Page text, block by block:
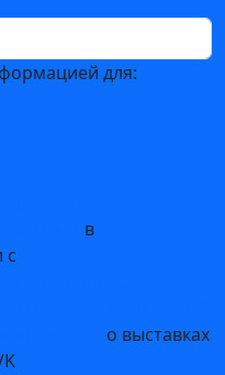
для:
в
с
о выставках